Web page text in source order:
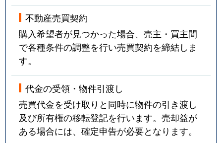
星が丘山手
穂波町
4,200万円
覚王山
穂波町
丸山町
3,500万円
御影町
2,700万円
茶屋ケ坂
四谷通
6,000万円
名古屋大学
不動産売買契約
購入希望者が見つかった場合、売主・買主間
で各種条件の調整を行い売買契約を締結しま
す。
代金の受領・物件引渡し
売買代金を受け取りと同時に物件の引き渡し
及び所有権の移転登記を行います。売却益が
ある場合には、確定申告が必要となります。